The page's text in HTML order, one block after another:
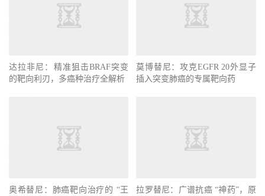
达拉非尼：精准狙击BRAF突变
的靶向利刃，多癌种治疗全解析
莫博替尼：攻克EGFR 20外显子
插入突变肺癌的专属靶向药
奥希替尼：肺癌靶向治疗的 “王
拉罗替尼：广谱抗癌 “神药”，原